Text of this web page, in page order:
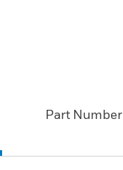
Part Number